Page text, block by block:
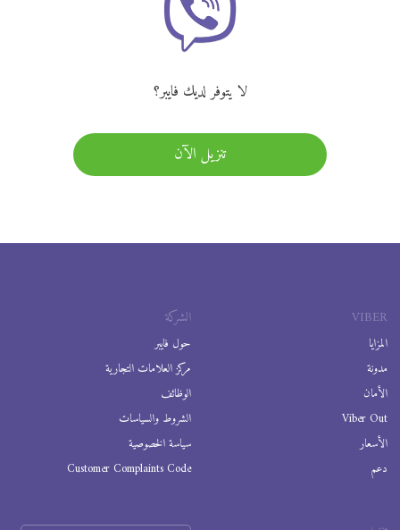
لا يتوفر لديك فايبر؟
تنزيل الآن
VIBER
المزايا
مدونة
الأمان
Viber Out
الأسعار
دعم
الشركة
حول فايبر
مركز العلامات التجارية
الوظائف
الشروط والسياسات
سياسة الخصوصية
Customer Complaints Code